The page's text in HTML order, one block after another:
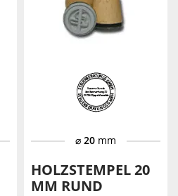
⌀ 20 mm
HOLZSTEMPEL 20
MM RUND